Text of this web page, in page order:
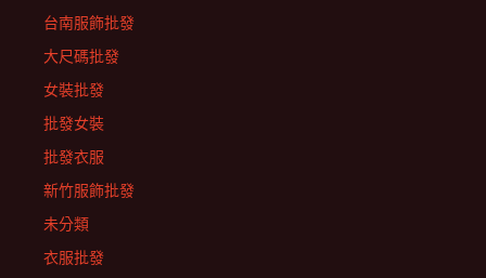
台南服飾批發
大尺碼批發
女裝批發
批發女裝
批發衣服
新竹服飾批發
未分類
衣服批發